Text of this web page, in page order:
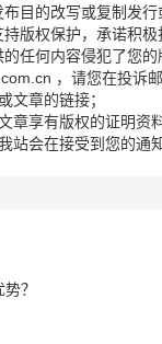
目的改写或复制发行
版权保护，承诺积极
任何内容侵犯了您
，请您在投诉邮
文章的链接；
章享有版权的证明资料
站会在接受到您的通
？